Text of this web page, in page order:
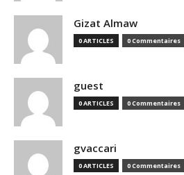
Gizat Almaw
0 ARTICLES 0 Commentaires
guest
0 ARTICLES 0 Commentaires
gvaccari
0 ARTICLES 0 Commentaires